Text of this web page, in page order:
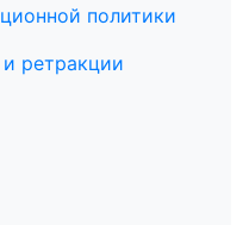
политики
ретракции